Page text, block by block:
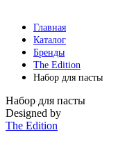
Главная
Каталог
Бренды
The Edition
Набор для пасты
Набор для пасты
Designed by
The Edition